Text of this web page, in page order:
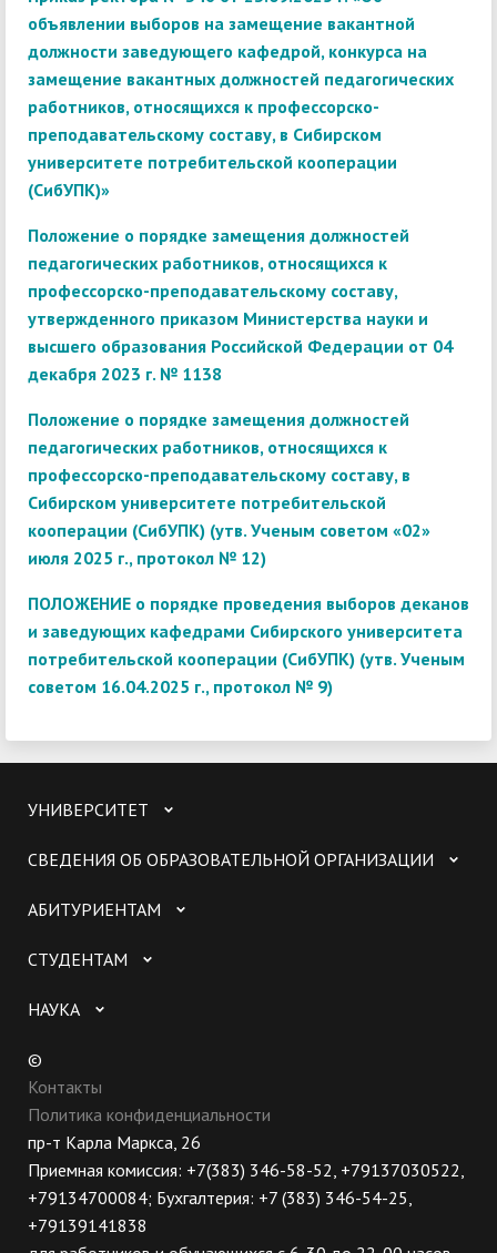
объявлении выборов на замещение вакантной
должности заведующего кафедрой, конкурса на
замещение вакантных должностей педагогических
работников, относящихся к профессорско-
преподавательскому составу, в Сибирском
университете потребительской кооперации
(СибУПК)»
Положение о порядке замещения должностей
педагогических работников, относящихся к
профессорско-преподавательскому составу,
утвержденного приказом Министерства науки и
высшего образования Российской Федерации от 04
декабря 2023 г. № 1138
Положение о порядке замещения должностей
педагогических работников, относящихся к
профессорско-преподавательскому составу, в
Сибирском университете потребительской
кооперации (СибУПК) (утв. Ученым советом «02»
июля 2025 г., протокол № 12)
ПОЛОЖЕНИЕ о порядке проведения выборов деканов
и заведующих кафедрами Сибирского университета
потребительской кооперации (СибУПК) (утв. Ученым
советом 16.04.2025 г., протокол № 9)
УНИВЕРСИТЕТ
СВЕДЕНИЯ ОБ ОБРАЗОВАТЕЛЬНОЙ ОРГАНИЗАЦИИ
АБИТУРИЕНТАМ
СТУДЕНТАМ
НАУКА
©
Контакты
Политика конфиденциальности
пр-т Карла Маркса, 26
Приемная комиссия: +7(383) 346-58-52, +79137030522,
+79134700084; Бухгалтерия: +7 (383) 346-54-25,
+79139141838